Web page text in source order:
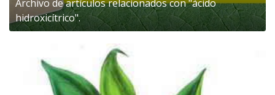
Archivo de artículos relacionados con "ácido
hidroxicítrico".